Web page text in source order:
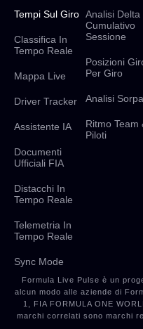
Tempi Sul Giro
Classifica In
Tempo Reale
Mappa Live
Driver Tracker
Assistente IA
Documenti
Ufficiali FIA
Distacchi In
Tempo Reale
Telemetria In
Tempo Reale
Sync Mode
Analisi Delta
Cumulativo
Sessione
Posizioni
Per Giro
Analisi
Ritmo Team
Piloti
Formula Live Pulse è un
alcun modo alle aziende di
1, FIA FORMULA ONE
marchi correlati sono marchi